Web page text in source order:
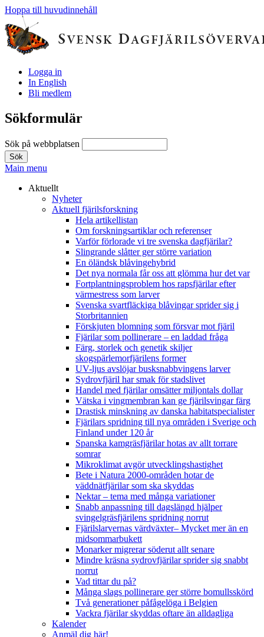
Hoppa till huvudinnehåll
Logga in
In English
Bli medlem
Sökformulär
Sök på webbplatsen
Main menu
Aktuellt
Nyheter
Aktuell fjärilsforskning
Hela artikellistan
Om forskningsartiklar och referenser
Varför förlorade vi tre svenska dagfjärilar?
Slingrande slåtter ger större variation
En öländsk blåvingehybrid
Det nya normala får oss att glömma hur det var
Fortplantningsproblem hos rapsfjärilar efter
värmestress som larver
Svenska svartfläckiga blåvingar sprider sig i
Storbritannien
Förskjuten blomning som försvar mot fjäril
Fjärilar som pollinerare – en laddad fråga
Färg, storlek och genetik skiljer
skogspärlemorfjärilens former
UV-ljus avslöjar busksnabbvingens larver
Sydrovfjäril har smak för stadslivet
Handel med fjärilar omsätter miljontals dollar
Vätska i vingmembran kan ge fjärilsvingar färg
Drastisk minskning av danska habitatspecialister
Fjärilars spridning till nya områden i Sverige och
Finland under 120 år
Spanska kamgräsfjärilar hotas av allt torrare
somrar
Mikroklimat avgör utvecklingshastighet
Bete i Natura 2000-områden hotar de
väddnätfjärilar som ska skyddas
Nektar – tema med många variationer
Snabb anpassning till dagslängd hjälper
svingelgräsfjärilens spridning norrut
Fjärilslarvernas värdväxter– Mycket mer än en
midsommarbukett
Monarker migrerar söderut allt senare
Mindre kräsna sydrovfjärilar sprider sig snabbt
norrut
Vad tittar du på?
Många slags pollinerare ger större bomullsskörd
Två generationer påfågelöga i Belgien
Vackra fjärilar skyddas oftare än alldagliga
Kalender
Anmäl dig här!